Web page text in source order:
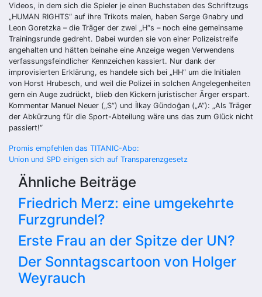
Videos, in dem sich die Spieler je einen Buchstaben des Schriftzugs
„HUMAN RIGHTS“ auf ihre Trikots malen, haben Serge Gnabry und
Leon Goretzka – die Träger der zwei „H“s – noch eine gemeinsame
Trainingsrunde gedreht. Dabei wurden sie von einer Polizeistreife
angehalten und hätten beinahe eine Anzeige wegen Verwendens
verfassungsfeindlicher Kennzeichen kassiert. Nur dank der
improvisierten Erklärung, es handele sich bei „HH“ um die Initialen
von Horst Hrubesch, und weil die Polizei in solchen Angelegenheiten
gern ein Auge zudrückt, blieb den Kickern juristischer Ärger erspart.
Kommentar Manuel Neuer („S“) und İlkay Gündoğan („A“): „Als Träger
der Abkürzung für die Sport-Abteilung wäre uns das zum Glück nicht
passiert!“
Beitragsnavigation
Promis empfehlen das TITANIC-Abo:
Union und SPD einigen sich auf Transparenzgesetz
Ähnliche Beiträge
Friedrich Merz: eine umgekehrte
Furzgrundel?
Erste Frau an der Spitze der UN?
Der Sonntagscartoon von Holger
Weyrauch